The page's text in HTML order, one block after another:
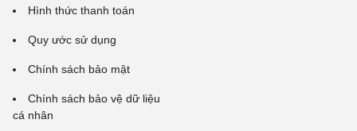
Hình thức thanh toán
Quy ước sử dụng
Chính sách bảo mật
Chính sách bảo vệ dữ liệu
cá nhân